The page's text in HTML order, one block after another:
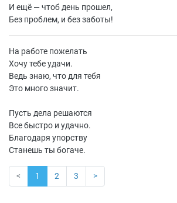
И ещё — чтоб день прошел,
Без проблем, и без заботы!
На работе пожелать
Хочу тебе удачи.
Ведь знаю, что для тебя
Это много значит.
Пусть дела решаются
Все быстро и удачно.
Благодаря упорству
Станешь ты богаче.
< 1 2 3 >